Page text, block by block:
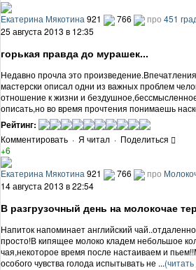
Екатерина Мякотина 921 766 про 451
25 августа 2013 в 12:35
горькая правда до мурашек...
Недавно прочла это
мастерски описал одни из важных проблем
отношение к жизни и
описать,но во время прочтения понимаешь
Рейтинг:
Комментировать · Я читал · Поделиться
+6
Екатерина Мякотина 921 766 про
14 августа 2013 в 22:54
В разгрузочный день на молокочае
Напиток напоминает английский
просто!В кипящее молоко кладем небольшое
чая,некоторое время после настаиваем и
особого чувства голода испытывать не ...